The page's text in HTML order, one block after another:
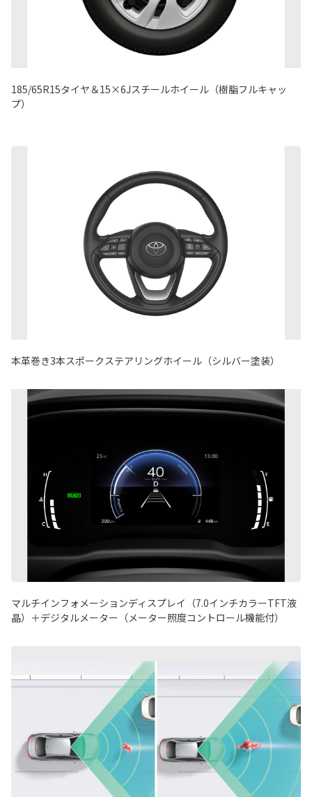
185/65R15タイヤ＆15×6Jスチールホイール（樹脂フルキャッ
プ）
本革巻き3本スポークステアリングホイール（シルバー塗装）
マルチインフォメーションディスプレイ（7.0インチカラーTFT液
晶）＋デジタルメーター（メーター照度コントロール機能付）